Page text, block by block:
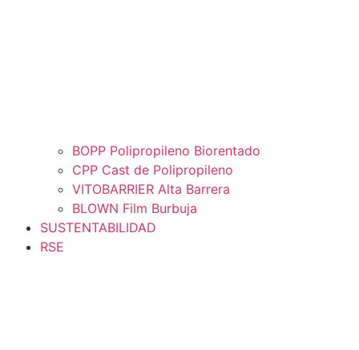
BOPP Polipropileno Biorentado
CPP Cast de Polipropileno
VITOBARRIER Alta Barrera
BLOWN Film Burbuja
SUSTENTABILIDAD
RSE